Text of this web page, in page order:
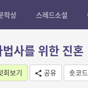
학상 스레드소설
사를 위한 진혼
회보기 공유 숏코